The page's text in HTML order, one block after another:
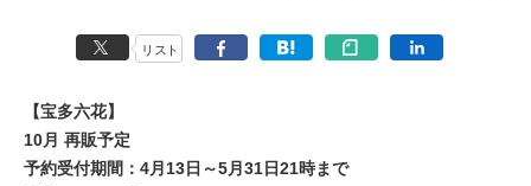
リスト
【宝多六花】
10月 再販予定
予約受付期間：4月13日～5月31日21時まで